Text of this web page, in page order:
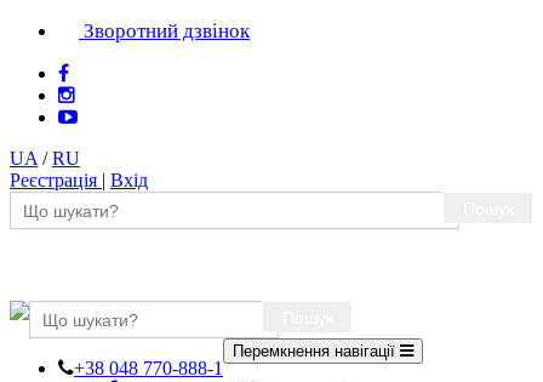
Зворотний дзвінок
UA /RU
Реєстрація | Вхід
+38 048 770-888-1
Перемкнення навігації